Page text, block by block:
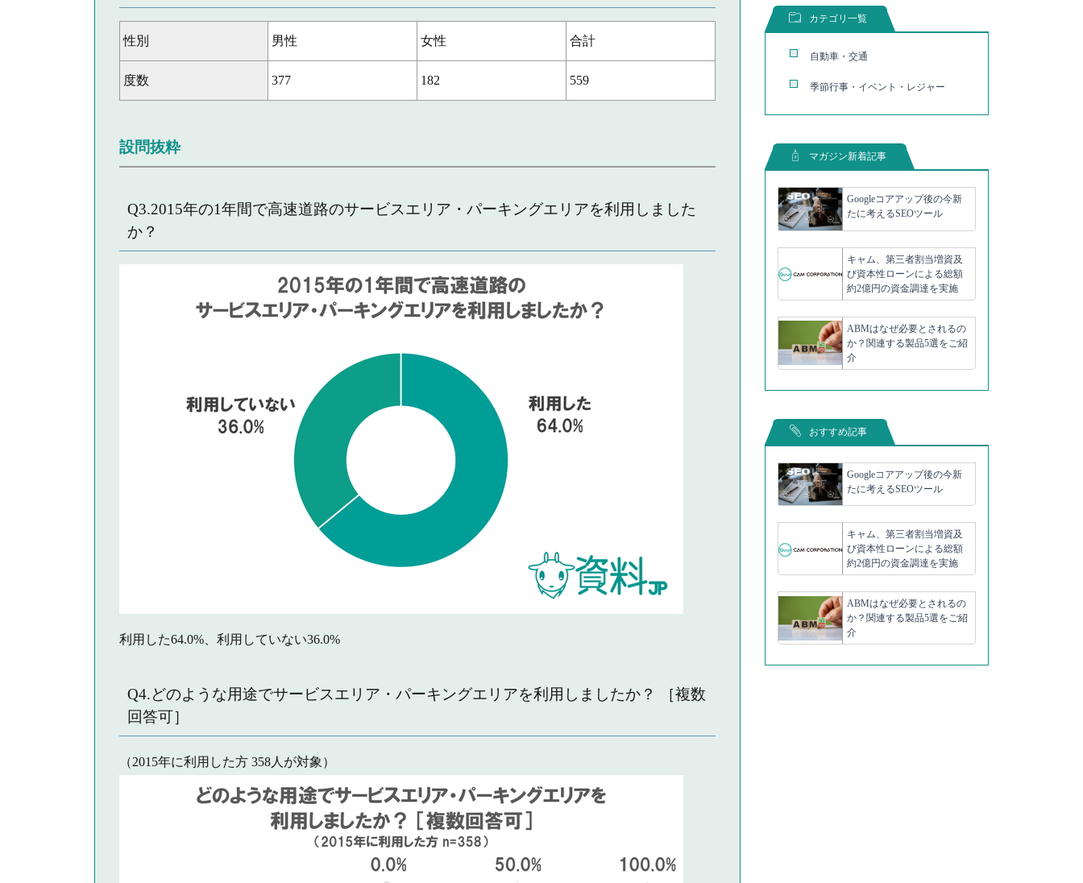
性別 男性 女性 合計
度数 377 182 559
設問抜粋
Q3.2015年の1年間で高速道路のサービスエリア・パーキングエリアを利用しました
か？
利用した64.0%、利用していない36.0%
Q4.どのような用途でサービスエリア・パーキングエリアを利用しましたか？ ［複数
回答可］
（2015年に利用した方 358人が対象）
カテゴリ一覧
自動車・交通
季節行事・イベント・レジャー
マガジン新着記事
Googleコアアップ後の今新
たに考えるSEOツール
キャム、第三者割当増資及
び資本性ローンによる総額
約2億円の資金調達を実施
ABMはなぜ必要とされるの
か？関連する製品5選をご紹
介
おすすめ記事
Googleコアアップ後の今新
たに考えるSEOツール
キャム、第三者割当増資及
び資本性ローンによる総額
約2億円の資金調達を実施
ABMはなぜ必要とされるの
か？関連する製品5選をご紹
介